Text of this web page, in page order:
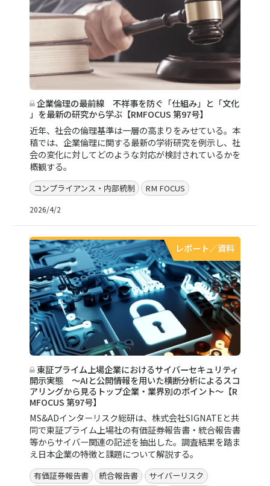
企業倫理の最前線 不祥事を防ぐ「仕組み」と「文化
」を最新の研究から学ぶ【RMFOCUS 第97号】
近年、社会の倫理基準は一層の高まりをみせている。本
稿では、企業倫理に関する最新の学術研究を例示し、社
会の変化に対してどのような対応が検討されているかを
概観する。
コンプライアンス・内部統制 RM FOCUS
2026/4/2
レポート／資料
東証プライム上場企業におけるサイバーセキュリティ
開示実態 ～AIと公開情報を用いた横断分析によるスコ
アリングから見るトップ企業・業界別のポイント～【R
MFOCUS 第97号】
MS&ADインターリスク総研は、株式会社SIGNATEと共
同で東証プライム上場社の有価証券報告書・統合報告書
等からサイバー関連の記述を抽出した。調査結果を踏ま
え日本企業の特徴と課題について解説する。
有価証券報告書 統合報告書
サイバーリスク